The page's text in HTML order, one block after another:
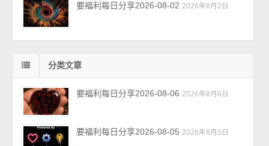
要福利每日分享2026-08-02 2026年8月2日
分类文章
要福利每日分享2026-08-06 2026年8月6日
要福利每日分享2026-08-05 2026年8月5日